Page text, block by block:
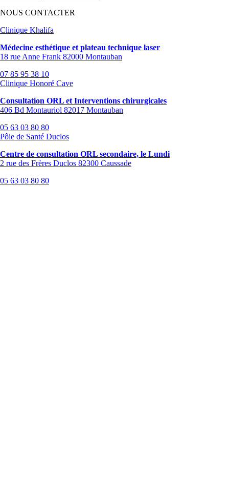
NOUS CONTACTER
Clinique Khalifa
Médecine esthétique et plateau technique laser
18 rue Anne Frank 82000 Montauban
07 85 95 38 10
Clinique Honoré Cave
Consultation ORL et Interventions chirurgicales
406 Bd Montauriol 82017 Montauban
05 63 03 80 80
Pôle de Santé Duclos
Centre de consultation ORL secondaire, le Lundi
2 rue des Frères Duclos 82300 Caussade
05 63 03 80 80